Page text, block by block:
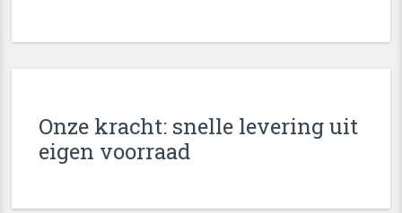
Onze kracht: snelle levering uit
eigen voorraad